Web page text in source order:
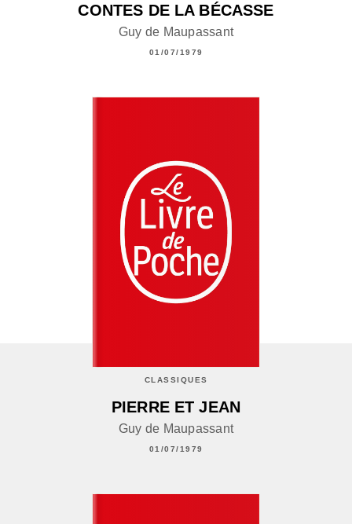
CONTES DE LA BÉCASSE
Guy de Maupassant
01/07/1979
CLASSIQUES
PIERRE ET JEAN
Guy de Maupassant
01/07/1979